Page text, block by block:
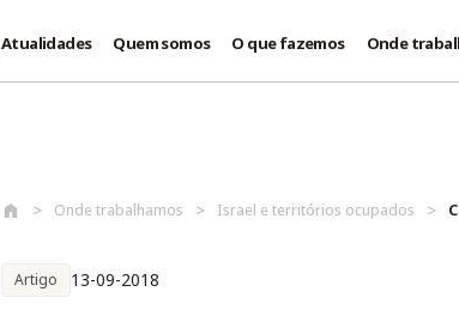
Atualidades Quem somos O que fazemos Onde
Onde trabalhamos Israel e territórios ocupados
Artigo 13-09-2018